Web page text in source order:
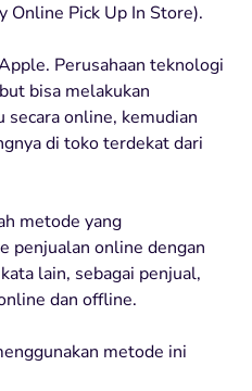
Online Pick Up In Store).
Perusahaan teknologi
bisa melakukan
online, kemudian
di toko terdekat dari
metode yang
penjualan online dengan
lain, sebagai penjual,
dan offline.
metode ini